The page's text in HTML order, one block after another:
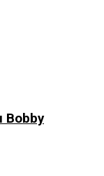
Bobby